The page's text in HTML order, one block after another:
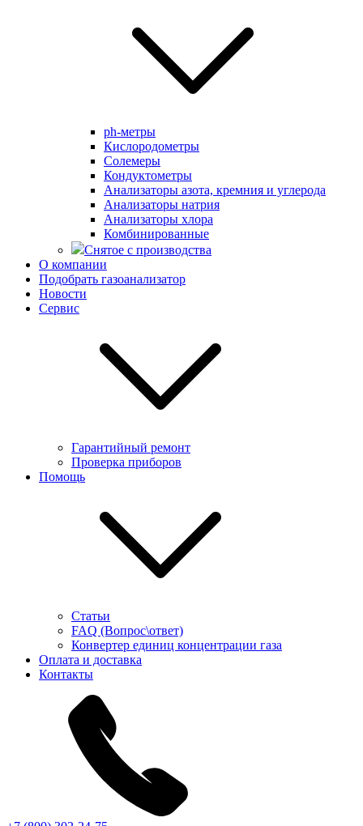
ph-метры
Кислородометры
Солемеры
Кондуктометры
Анализаторы азота, кремния и углерода
Анализаторы натрия
Анализаторы хлора
Комбинированные
Снятое с производства
О компании
Подобрать газоанализатор
Новости
Сервис
Гарантийный ремонт
Проверка приборов
Помощь
Статьи
FAQ (Вопрос\ответ)
Конвертер единиц концентрации газа
Оплата и доставка
Контакты